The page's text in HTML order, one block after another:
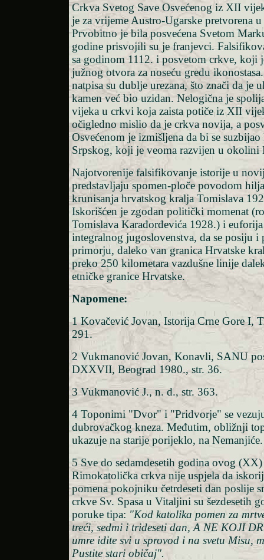
Crkva Svetog Save Osvećenog iz XII
je za vrijeme Austro-Ugarske pretvorena
Prvobitno je bila posvećena Svetom
godine prisvojili su je franjevci.
sa godinom 1112. i posvetom crkve, koji
južnog otvora za noseću gredu
natpisa su dublje urezana, što znači da je
kamen već bio uzidan. Nelogična je
vijeka u crkvi koja zaista potiče iz XII
očigledno mislio da je crkva novija, a
Osvećenom je izmišljena da bi se
Srpskog, koji je veoma razvijen u okolini
Najotvorenije falsifikovanje istorije u
predstavljaju spomen-ploče povodom
krunisanja hrvatskog kralja Tomislava
Iskorišćen je zgodan politički momenat
Tomislava Karađorđevića 1928.) i
integralnog jugoslovenstva, da se posiju i
primorju, daleko van granica Hrvatske
preko 250 kilometara vazdušne linije
etničke granice Hrvatske.
Napomene:
1 Kovačević Jovan, Istorija Crne Gore I,
291.
2 Vukmanović Jovan, Konavli, SANU
DXXVII, Beograd 1980., str. 36.
3 Vukmanović J., n. d., str. 363.
4 Toponimi "Dvor" i "Pridvorje" se
dubrovačkog kneza. Međutim, obližnji
ukazuje na starije porijeklo, na Nemanjiće.
5 Sve do sedamdesetih godina ovog
Rimokatolička crkva nije uspjela da
pomena pokojniku četrdeseti dan poslije
crkve Sv. Spasa u Vitaljini su šezdesetih
poruke tipa: "Kod katolika pomen za
treći, sedmi i trideseti dan, A NE KOJI
umre idite svi u sprovod i na svetu Misu,
Pustite stari običaj".